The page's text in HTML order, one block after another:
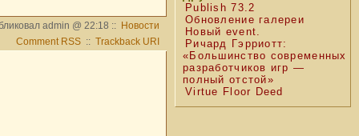
Publish 73.2
Обновление галереи
Новый event.
Ричард Гэрриотт:
«Большинство современных
разработчиков игр —
полный отстой»
Virtue Floor Deed
admin @ 22:18 :: Новости
Comment RSS :: Trackback URI